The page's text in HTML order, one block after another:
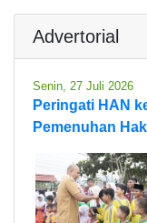
Advertorial
Senin, 27 Juli 2026
Peringati HAN
Pemenuhan